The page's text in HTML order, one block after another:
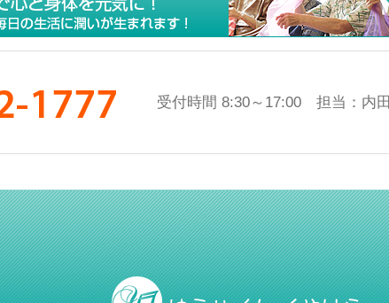
受付時間 8:30～17:00 担当：内田